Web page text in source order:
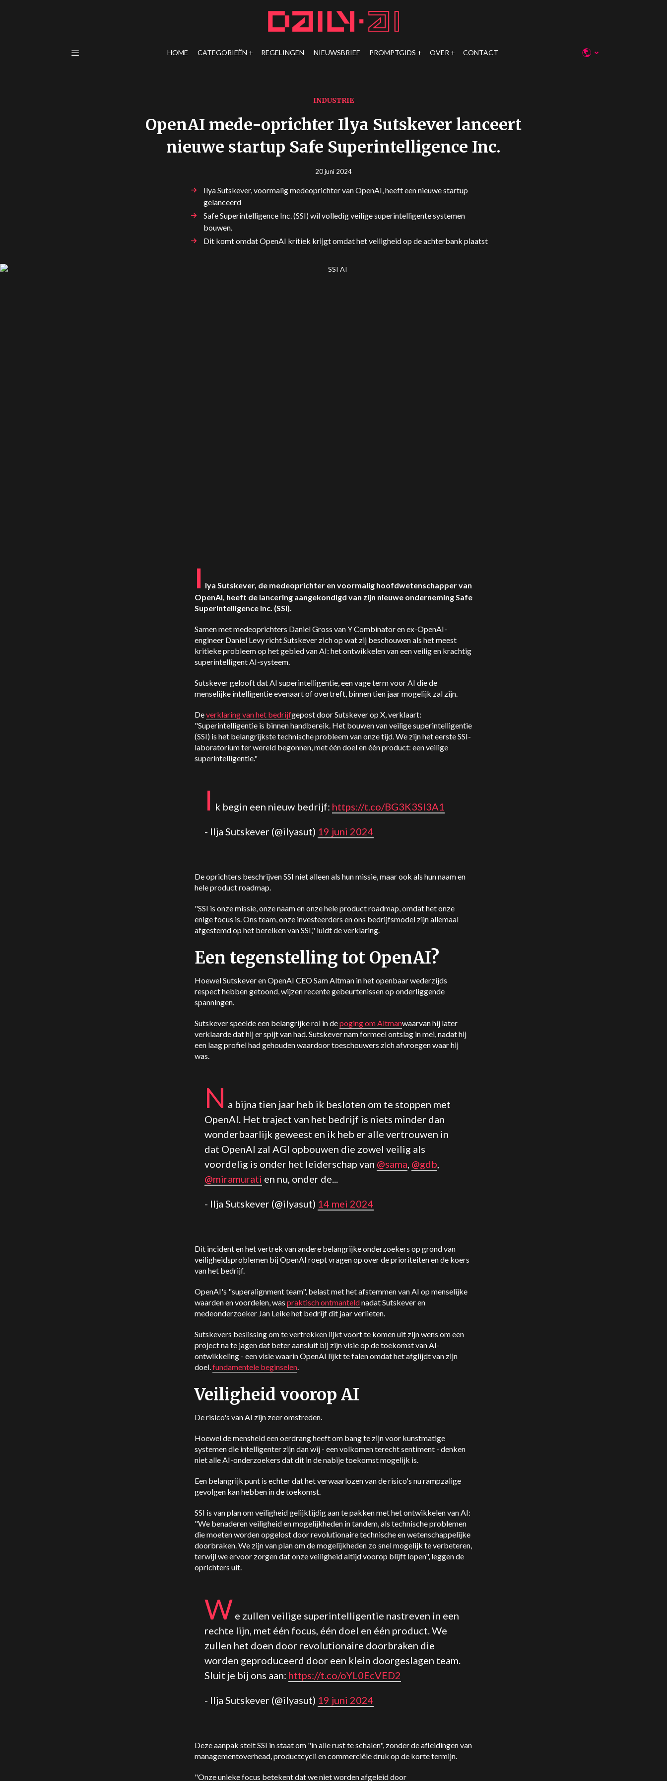
HOME CATEGORIEËN REGELINGEN NIEUWSBRIEF PROMPTGIDS OVER CONTACT
INDUSTRIE
OpenAI mede-oprichter Ilya Sutskever lanceert
nieuwe startup Safe Superintelligence Inc.
20 juni 2024
Ilya Sutskever, voormalig medeoprichter van OpenAI, heeft een nieuwe startup
gelanceerd
Safe Superintelligence Inc. (SSI) wil volledig veilige superintelligente systemen
bouwen.
Dit komt omdat OpenAI kritiek krijgt omdat het veiligheid op de achterbank plaatst
I lya Sutskever, de medeoprichter en voormalig hoofdwetenschapper van
OpenAI, heeft de lancering aangekondigd van zijn nieuwe onderneming Safe
Superintelligence Inc. (SSI).
Samen met medeoprichters Daniel Gross van Y Combinator en ex-OpenAI-
engineer Daniel Levy richt Sutskever zich op wat zij beschouwen als het meest
kritieke probleem op het gebied van AI: het ontwikkelen van een veilig en krachtig
superintelligent AI-systeem.
Sutskever gelooft dat AI superintelligentie, een vage term voor AI die de
menselijke intelligentie evenaart of overtreft, binnen tien jaar mogelijk zal zijn.
Deverklaring van het bedrijfgepost door Sutskever op X, verklaart:
"Superintelligentie is binnen handbereik. Het bouwen van veilige superintelligentie
(SSI) is het belangrijkste technische probleem van onze tijd. We zijn het eerste SSI-
laboratorium ter wereld begonnen, met één doel en één product: een veilige
superintelligentie."
I k begin een nieuw bedrijf: https://t.co/BG3K3SI3A1
- Ilja Sutskever (@ilyasut) 19 juni 2024
De oprichters beschrijven SSI niet alleen als hun missie, maar ook als hun naam en
hele product roadmap.
"SSI is onze missie, onze naam en onze hele product roadmap, omdat het onze
enige focus is. Ons team, onze investeerders en ons bedrijfsmodel zijn allemaal
afgestemd op het bereiken van SSI," luidt de verklaring.
Een tegenstelling tot OpenAI?
Hoewel Sutskever en OpenAI CEO Sam Altman in het openbaar wederzijds
respect hebben getoond, wijzen recente gebeurtenissen op onderliggende
spanningen.
Sutskever speelde een belangrijke rol in depoging omAltmanwaarvan hij later
verklaarde dat hij er spijt van had. Sutskever nam formeel ontslag in mei, nadat hij
een laag profiel had gehouden waardoor toeschouwers zich afvroegen waar hij
was.
N a bijna tien jaar heb ik besloten om te stoppen met
OpenAI. Het traject van het bedrijf is niets minder dan
wonderbaarlijk geweest en ik heb er alle vertrouwen in
dat OpenAI zal AGI opbouwen die zowel veilig als
voordelig is onder het leiderschap van @sama, @gdb,
@miramurati en nu, onder de...
- Ilja Sutskever (@ilyasut) 14 mei 2024
Dit incident en het vertrek van andere belangrijke onderzoekers op grond van
veiligheidsproblemen bij OpenAI roept vragen op over de prioriteiten en de koers
van het bedrijf.
OpenAI's "superalignment team", belast met het afstemmen van AI op menselijke
waarden en voordelen, was praktisch ontmanteldnadat Sutskever en
medeonderzoeker Jan Leike het bedrijf dit jaar verlieten.
Sutskevers beslissing om te vertrekken lijkt voort te komen uit zijn wens om een
project na te jagen dat beter aansluit bij zijn visie op de toekomst van AI-
ontwikkeling - een visie waarin OpenAI lijkt te falen omdat het afglijdt van zijn
doel.fundamentele beginselen.
Veiligheid voorop AI
De risico's van AI zijn zeer omstreden.
Hoewel de mensheid een oerdrang heeft om bang te zijn voor kunstmatige
systemen die intelligenter zijn dan wij - een volkomen terecht sentiment - denken
niet alle AI-onderzoekers dat dit in de nabije toekomst mogelijk is.
Een belangrijk punt is echter dat het verwaarlozen van de risico's nu rampzalige
gevolgen kan hebben in de toekomst.
SSI is van plan om veiligheid gelijktijdig aan te pakken met het ontwikkelen van AI:
"We benaderen veiligheid en mogelijkheden in tandem, als technische problemen
die moeten worden opgelost door revolutionaire technische en wetenschappelijke
doorbraken. We zijn van plan om de mogelijkheden zo snel mogelijk te verbeteren,
terwijl we ervoor zorgen dat onze veiligheid altijd voorop blijft lopen", leggen de
oprichters uit.
W e zullen veilige superintelligentie nastreven in een
rechte lijn, met één focus, één doel en één product. We
zullen het doen door revolutionaire doorbraken die
worden geproduceerd door een klein doorgeslagen team.
Sluit je bij ons aan: https://t.co/oYL0EcVED2
- Ilja Sutskever (@ilyasut) 19 juni 2024
Deze aanpak stelt SSI in staat om "in alle rust te schalen", zonder de afleidingen van
managementoverhead, productcycli en commerciële druk op de korte termijn.
"Onze unieke focus betekent dat we niet worden afgeleid door